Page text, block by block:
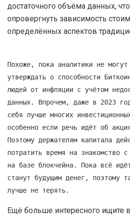
достаточного объёма данных,
опровергнуть зависимость
определённых аспектов
Похоже, пока аналитики не могут
утверждать о способности
людей от инфляции с учётом
данных. Впрочем, даже в 2023
себя лучше многих
особенно если речь идёт об
Поэтому держателям капитала
потратить время на знакомство
на базе блокчейна. Пока всё
станут будущим денег, поэтому
лучше не терять.
Ещё больше интересного ищите